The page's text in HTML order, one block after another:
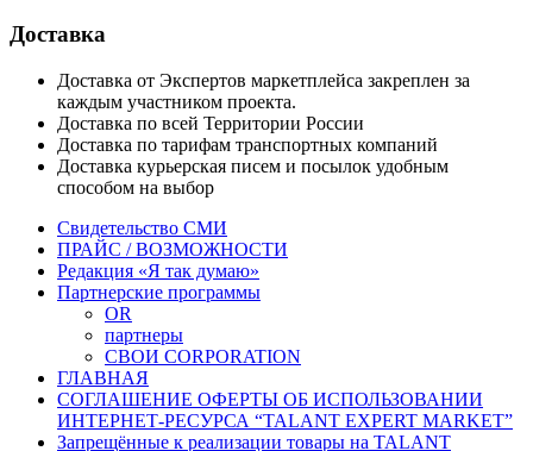
Доставка
Доставка от Экспертов маркетплейса закреплен за
каждым участником проекта.
Доставка по всей Территории России
Доставка по тарифам транспортных компаний
Доставка курьерская писем и посылок удобным
способом на выбор
Свидетельство СМИ
ПРАЙС / ВОЗМОЖНОСТИ
Редакция «Я так думаю»
Партнерские программы
OR
партнеры
СВОИ CORPORATION
ГЛАВНАЯ
СОГЛАШЕНИЕ ОФЕРТЫ ОБ ИСПОЛЬЗОВАНИИ
ИНТЕРНЕТ-РЕСУРСА “TALANT EXPERT MARKET”
Запрещённые к реализации товары на TALANT